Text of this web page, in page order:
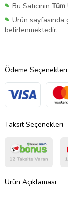
Bu Satıcının
Ürün sayfasında
belirlenmektedir.
Ödeme Seçenekleri
Taksit Seçenekleri
Ürün Açıklaması